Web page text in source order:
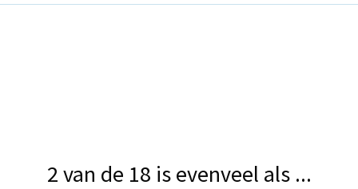
2 van de 18 is evenveel als ...